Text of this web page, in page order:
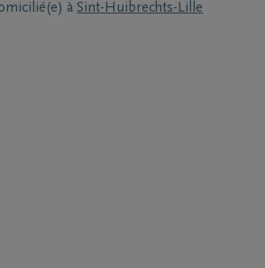
à Sint-Huibrechts-Lille